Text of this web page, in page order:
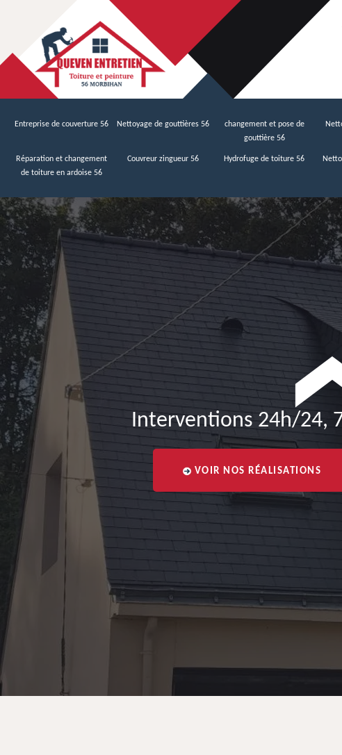
Entreprise de couverture 56 Nettoyage de gouttières 56
changement et pose de
gouttière 56
Réparation et changement
de toiture en ardoise 56
Couvreur zingueur 56 Hydrofuge de toiture 56
Interventions 24h/24,
VOIR NOS RÉALISATIONS